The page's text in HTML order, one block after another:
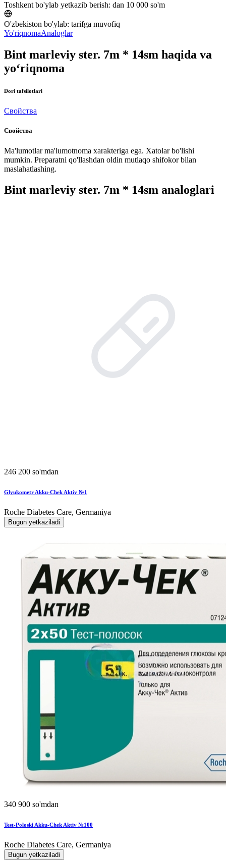
Toshkent bo'ylab yetkazib berish: dan 10 000 so'm
O'zbekiston bo'ylab: tarifga muvofiq
Yo'riqnomaAnaloglar
Bint marleviy ster. 7m * 14sm haqida va
yo‘riqnoma
Dori tafsilotlari
Свойства
Свойства
Ma'lumotlar ma'lumotnoma xarakteriga ega. Xatolar bo'lishi
mumkin. Preparatni qo'llashdan oldin mutlaqo shifokor bilan
maslahatlashing.
Bint marleviy ster. 7m * 14sm analoglari
246 200 so'mdan
Glyukometr Akku-Chek Aktiv №1
Roche Diabetes Care, Germaniya
Bugun yetkaziladi
340 900 so'mdan
Test-Poloski Akku-Chek Aktiv №100
Roche Diabetes Care, Germaniya
Bugun yetkaziladi